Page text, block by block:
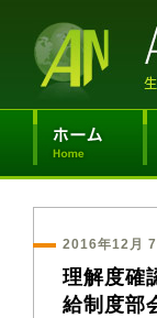
2016年12月 7
理解度確
給制度部